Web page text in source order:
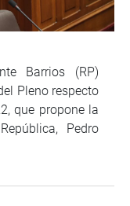
Barrios (RP)
Pleno respecto
que propone la
Pedro